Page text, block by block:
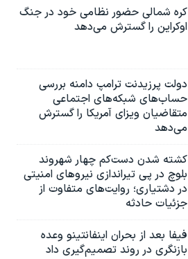
کره شمالی حضور نظامی خود در جنگ
اوکراین را گسترش می‌دهد
دولت پرزیدنت ترامپ دامنه بررسی
حساب‌های شبکه‌های اجتماعی
متقاضیان ویزای آمریکا را گسترش
می‌دهد
کشته شدن دست‌کم چهار شهروند
بلوچ در پی تیراندازی نیروهای امنیتی
در دشتیاری؛ روایت‌های متفاوت از
جزئیات حادثه
فیفا بعد از بحران اینفانتینو وعده
بازنگری در روند تصمیم‌گیری داد